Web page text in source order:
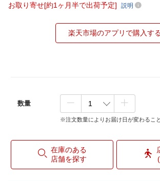
お取り寄せ[約1ヶ月半で出荷予定] 説明
楽天市場のアプリで購入す
数量
※注文数量によりお届け日が変わるこ
在庫のある
店舗を探す